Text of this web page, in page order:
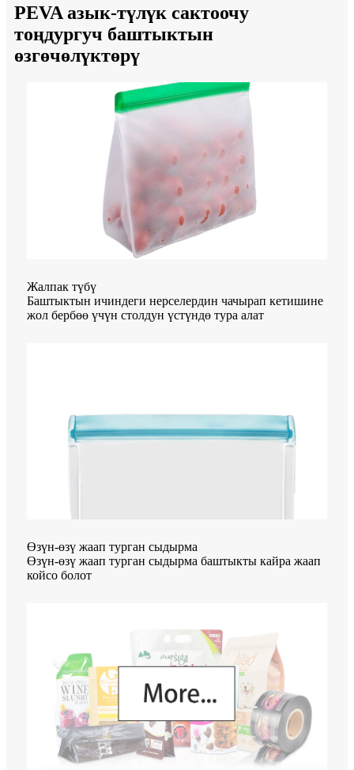
PEVA азык-түлүк сактоочу
тоңдургуч баштыктын
өзгөчөлүктөрү
Жалпак түбү
Баштыктын ичиндеги нерселердин чачырап кетишине
жол бербөө үчүн столдун үстүндө тура алат
Өзүн-өзү жаап турган сыдырма
Өзүн-өзү жаап турган сыдырма баштыкты кайра жаап
койсо болот